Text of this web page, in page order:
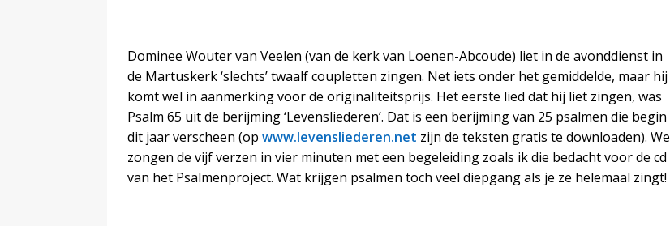
Dominee Wouter van Veelen (van de kerk van Loenen-Abcoude) liet in de avonddienst in
de Martuskerk ‘slechts’ twaalf coupletten zingen. Net iets onder het gemiddelde, maar hij
komt wel in aanmerking voor de originaliteitsprijs. Het eerste lied dat hij liet zingen, was
Psalm 65 uit de berijming ‘Levensliederen’. Dat is een berijming van 25 psalmen die begin
dit jaar verscheen (op www.levensliederen.net zijn de teksten gratis te downloaden). We
zongen de vijf verzen in vier minuten met een begeleiding zoals ik die bedacht voor de cd
van het Psalmenproject. Wat krijgen psalmen toch veel diepgang als je ze helemaal zingt!